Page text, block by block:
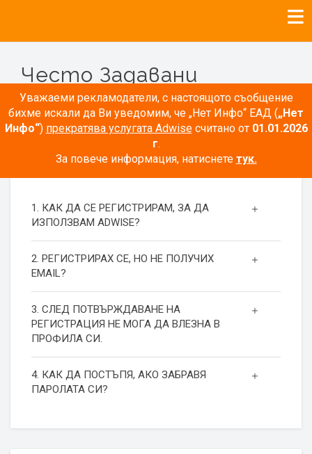
Уважаеми рекламодатели, с настоящото съобщение
бихме искали да Ви уведомим, че „Нет Инфо“ ЕАД („Нет
Инфо“) прекратява услугата Adwiseсчитано от 01.01.2026
г.
За повече информация, натиснете тук.
Често Задавани
Въпроси
РЕГИСТРАЦИЯ
1. КАК ДА СЕ РЕГИСТРИРАМ, ЗА ДА
ИЗПОЛЗВАМ ADWISE?
2. РЕГИСТРИРАХ СЕ, НО НЕ ПОЛУЧИХ
EMAIL?
3. СЛЕД ПОТВЪРЖДАВАНЕ НА
РЕГИСТРАЦИЯ НЕ МОГА ДА ВЛЕЗНА В
ПРОФИЛА СИ.
4. КАК ДА ПОСТЪПЯ, АКО ЗАБРАВЯ
ПАРОЛАТА СИ?